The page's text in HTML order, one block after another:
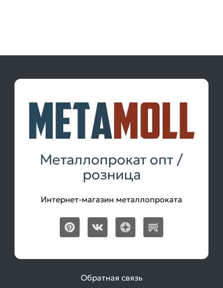
Металлопрокат опт /
розница
Интернет-магазин металлопроката
Обратная связь